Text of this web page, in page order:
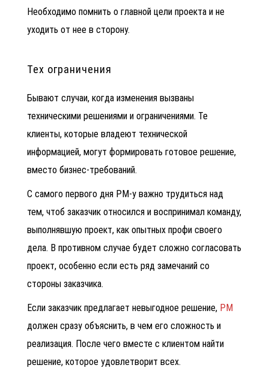
Необходимо помнить о главной цели проекта и не
уходить от нее в сторону.
Тех ограничения
Бывают случаи, когда изменения вызваны
техническими решениями и ограничениями. Те
клиенты, которые владеют технической
информацией, могут формировать готовое решение,
вместо бизнес-требований.
С самого первого дня РМ-у важно трудиться над
тем, чтоб заказчик относился и воспринимал команду,
выполнявшую проект, как опытных профи своего
дела. В противном случае будет сложно согласовать
проект, особенно если есть ряд замечаний со
стороны заказчика.
Если заказчик предлагает невыгодное решение, РМ
должен сразу объяснить, в чем его сложность и
реализация. После чего вместе с клиентом найти
решение, которое удовлетворит всех.